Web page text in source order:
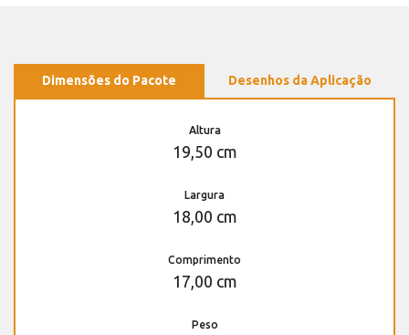
Dimensões do Pacote Desenhos da Aplicação
Altura
19,50 cm
Largura
18,00 cm
Comprimento
17,00 cm
Peso